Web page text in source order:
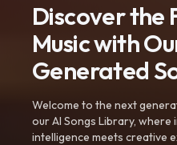
Discover the
Music with
Generated
Welcome to the next
our AI Songs Library,
intelligence meets creative